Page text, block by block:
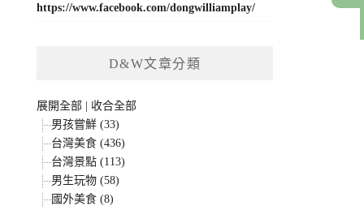
https://www.facebook.com/dongwilliamplay/
D&W文章分類
展開全部
收合全部
男孩嘗鮮 (33)
台灣美食 (436)
台灣景點 (113)
男生玩物 (58)
國外美食 (8)